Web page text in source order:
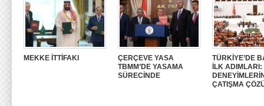
MEKKE İTTİFAKI
ÇERÇEVE YASA
TBMM’DE YASAMA
SÜRECİNDE
TÜRKİYE’DE
İLK
ÇATIŞMA